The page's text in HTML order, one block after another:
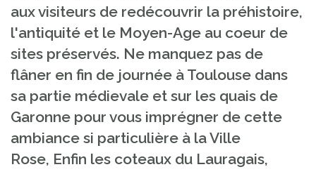
aux visiteurs de redécouvrir la préhistoire,
l'antiquité et le Moyen-Age au coeur de
sites préservés. Ne manquez pas de
flâner en fin de journée à Toulouse dans
sa partie médievale et sur les quais de
Garonne pour vous imprégner de cette
ambiance si particulière à la Ville
Rose, Enfin les coteaux du Lauragais,